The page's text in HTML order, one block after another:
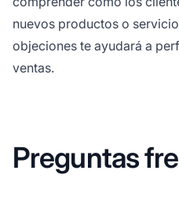
nuevos productos o
objeciones te ayudará a
ventas.
Preguntas